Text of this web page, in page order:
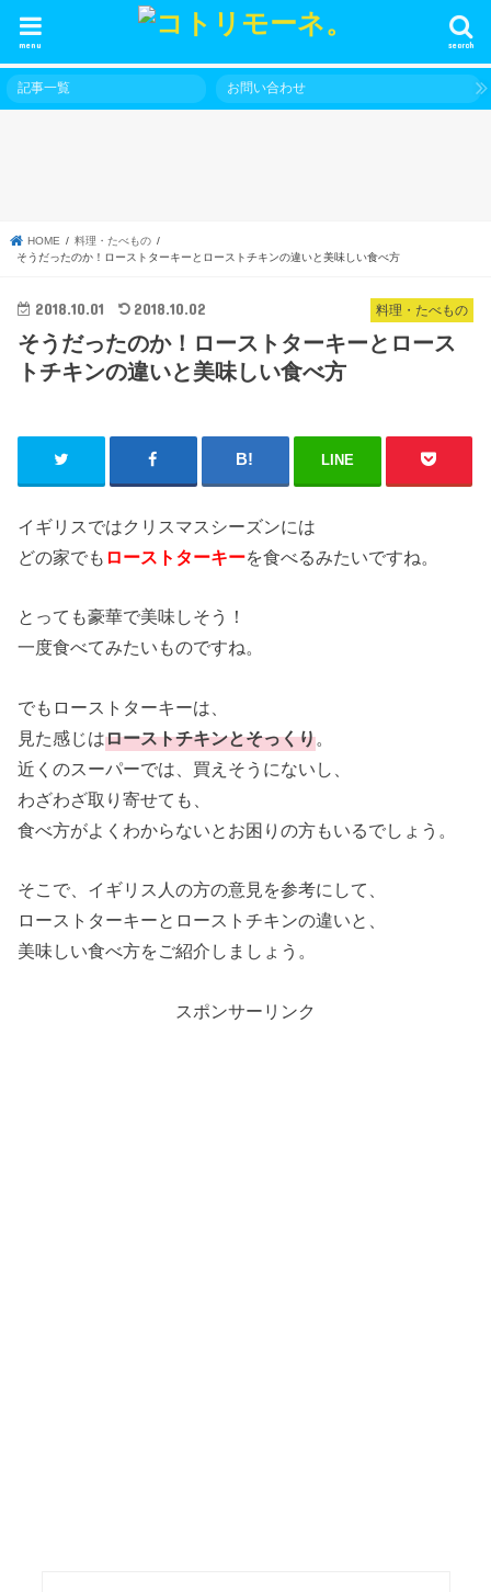
search
menu
記事一覧 お問い合わせ
HOME
料理・たべもの
そうだったのか！ローストターキーとローストチキンの違いと美味しい食べ方
料理・たべもの
2018.10.01 2018.10.02
そうだったのか！ローストターキーとロース
トチキンの違いと美味しい食べ方
LINE
イギリスではクリスマスシーズンには
どの家でも ローストターキーを食べるみたいですね。
とっても豪華で美味しそう！
一度食べてみたいものですね。
でもローストターキーは、
見た感じはローストチキンとそっくり。
近くのスーパーでは、買えそうにないし、
わざわざ取り寄せても、
食べ方がよくわからないとお困りの方もいるでしょう。
そこで、イギリス人の方の意見を参考にして、
ローストターキーとローストチキンの違いと、
美味しい食べ方をご紹介しましょう。
スポンサーリンク